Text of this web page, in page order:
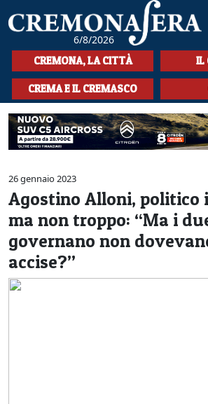
6/8/2026
HOME
CRONACA
SPORT
LA MUSICA
CULTURA
LA STORIA
L'EDITORIALE
CREMONA, LA CITTÀ IL
CREMA E IL CREMASCO
26 gennaio 2023
Agostino Alloni, politico
ma non troppo: “Ma i
governano non
accise?”